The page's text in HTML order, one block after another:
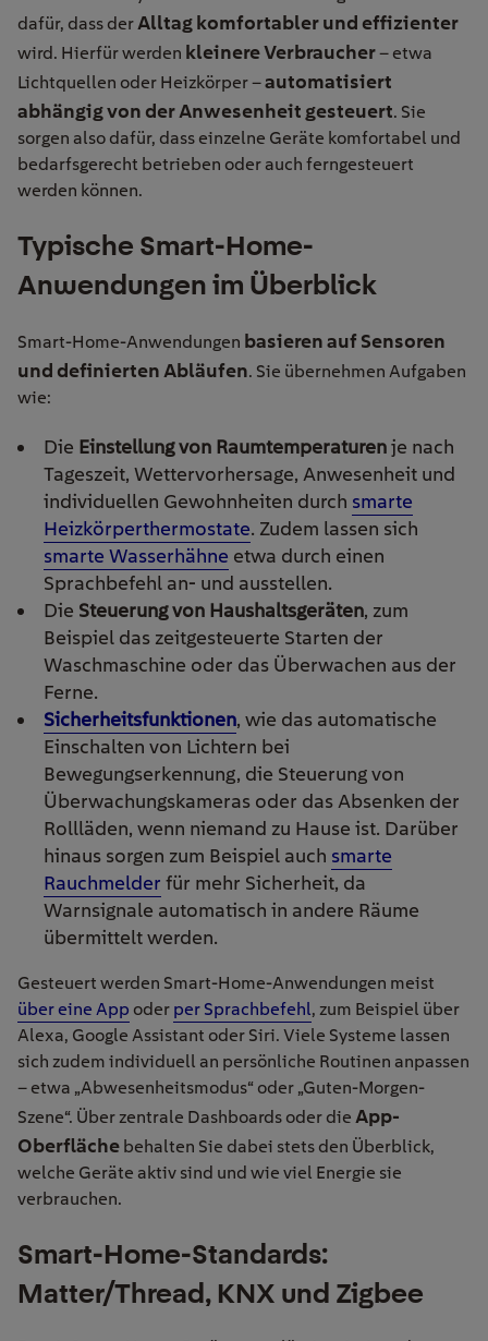
dafür, dass derAlltag komfortabler und effizienter
wird. Hierfür werden kleinere Verbraucher– etwa
Lichtquellen oder Heizkörper –automatisiert
abhängig von der Anwesenheit gesteuert. Sie
sorgen also dafür, dass einzelne Geräte komfortabel und
bedarfsgerecht betrieben oder auch ferngesteuert
werden können.
Typische Smart-Home-
Anwendungen im Überblick
Smart-Home-Anwendungen basieren auf Sensoren
und definierten Abläufen. Sie übernehmen Aufgaben
wie:
Die Einstellung von Raumtemperaturenje nach
Tageszeit, Wettervorhersage, Anwesenheit und
individuellen Gewohnheiten durch smarte
Heizkörperthermostate. Zudem lassen sich
smarte Wasserhähne etwa durch einen
Sprachbefehl an- und ausstellen.
Die Steuerung von Haushaltsgeräten, zum
Beispiel das zeitgesteuerte Starten der
Waschmaschine oder das Überwachen aus der
Ferne.
Sicherheitsfunktionen, wie das automatische
Einschalten von Lichtern bei
Bewegungserkennung, die Steuerung von
Überwachungskameras oder das Absenken der
Rollläden, wenn niemand zu Hause ist. Darüber
hinaus sorgen zum Beispiel auch smarte
Rauchmelder für mehr Sicherheit, da
Warnsignale automatisch in andere Räume
übermittelt werden.
Gesteuert werden Smart-Home-Anwendungen meist
über eine App oder per Sprachbefehl, zum Beispiel über
Alexa, Google Assistant oder Siri. Viele Systeme lassen
sich zudem individuell an persönliche Routinen anpassen
– etwa „Abwesenheitsmodus“ oder „Guten-Morgen-
Szene“. Über zentrale Dashboards oder die App-
Oberfläche behalten Sie dabei stets den Überblick,
welche Geräte aktiv sind und wie viel Energie sie
verbrauchen.
Smart-Home-Standards:
Matter/Thread, KNX und Zigbee